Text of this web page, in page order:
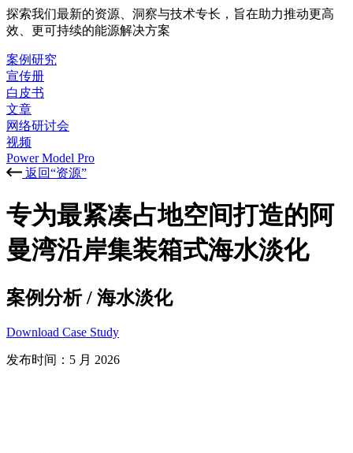
探索我们最新的资源、洞察与技术专长，旨在助力推动更高
效、更可持续的能源解决方案
案例研究
宣传册
白皮书
文章
网络研讨会
视频
Power Model Pro
返回“资源”
专为最紧凑占地空间打造的阿
曼湾沿岸集装箱式海水淡化
案例分析/ 海水淡化
Download Case Study
发布时间： 5 月 2026